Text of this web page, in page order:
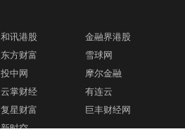
和讯港股
金融界港股
东方财富
雪球网
投中网
摩尔金融
云掌财经
有连云
复星财富
巨丰财经网
新时空